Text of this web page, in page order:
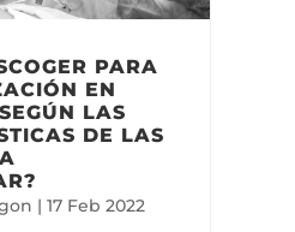
PARA
EN
LAS
DE LAS
| 17 Feb 2022